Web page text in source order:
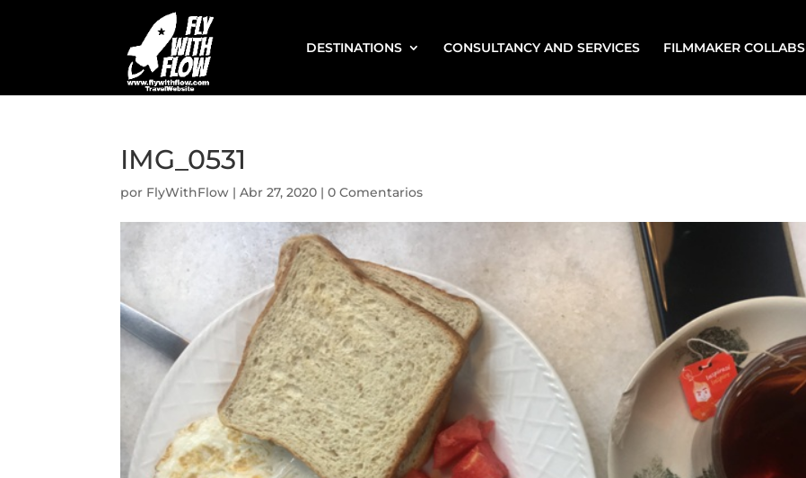
DESTINATIONS CONSULTANCY AND SERVICES FILMMAKER COLLABS
IMG_0531
por FlyWithFlow |Abr 27, 2020 |0 Comentarios